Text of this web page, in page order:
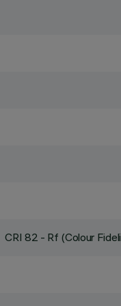
CRI 82 - Rf (Colour